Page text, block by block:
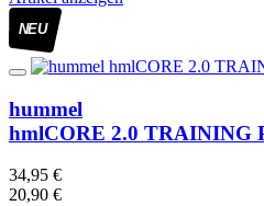
NEU
hummel
hmlCORE 2.0 TRAINING
34,95 €
20,90 €